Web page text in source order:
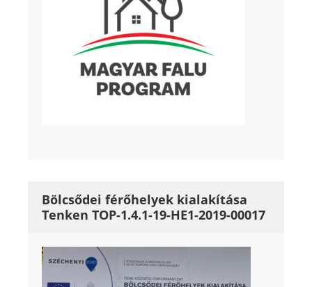
Bölcsődei férőhelyek kialakítása
Tenken TOP-1.4.1-19-HE1-2019-00017